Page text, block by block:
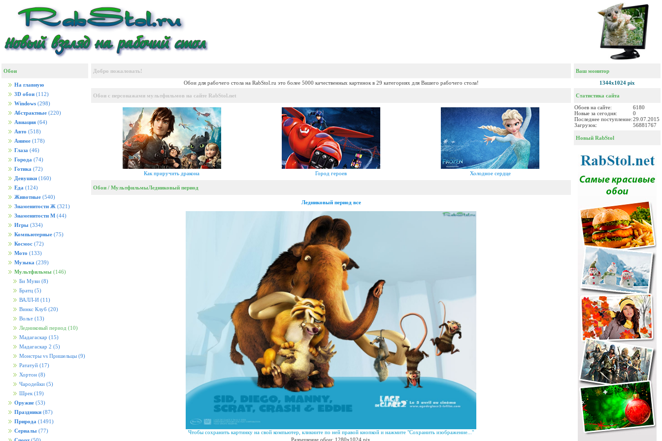
Обои
На главную
3D обои (112)
Windows (298)
Абстрактные (220)
Авиация (64)
Авто (518)
Аниме (178)
Глаза (46)
Города (74)
Готика (72)
Девушки (160)
Еда (124)
Животные (540)
Знаменитости Ж (321)
Знаменитости М (44)
Игры (334)
Компьютерные (75)
Космос (72)
Мото (133)
Музыка (239)
Мультфильмы (146)
Би Муви (8)
Братц (5)
ВАЛЛ-И (11)
Винкс Клуб (20)
Вольт (13)
Ледниковый период (10)
Мадагаскар (15)
Мадагаскар 2 (5)
Монстры vs Пришельцы (9)
Рататуй (17)
Хортон (8)
Чародейки (5)
Шрек (19)
Оружие (53)
Праздники (87)
Природа (1491)
Сериалы (77)
Добро пожаловать!
Обои для рабочего стола на RabStol.ru это более 5000 качественных картинок в 29 категориях для Вашего рабочего стола!
Обои с персонажами мультфильмов на сайте RabStol.net
Как приручить дракона Город героев Холодное сердце
Обои / МультфильмыЛедниковый период
Ледниковый период все
Чтобы сохранить картинку на свой компьютер, кликните по ней правой кнопкой и нажмите "Сохранить изображение..."
Разрешение обои: 1280x1024 pix
Ваш монитор
1344x1024 pix
Статистика сайта
Обоев на сайте:
6180
Новые за сегодня:
0
Последнее поступление:29.07.2015
Загрузок:
56881767
Новый RabStol